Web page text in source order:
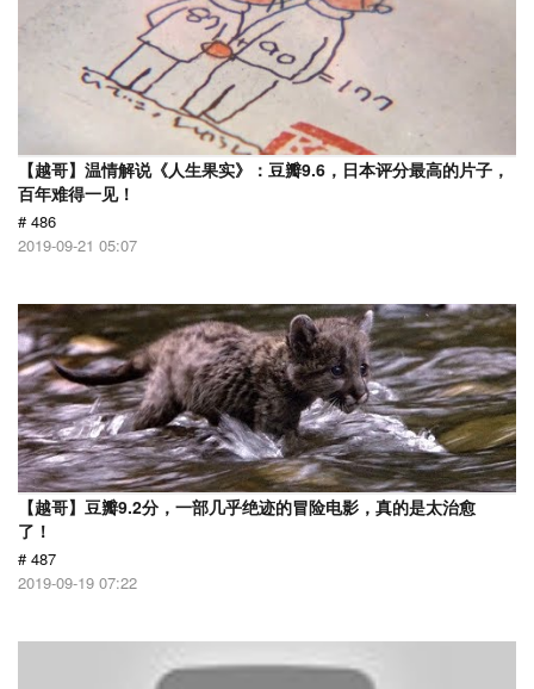
【越哥】温情解说《人生果实》：豆瓣9.6，日本评分最高的片子，
百年难得一见！
# 486
2019-09-21 05:07
【越哥】豆瓣9.2分，一部几乎绝迹的冒险电影，真的是太治愈
了！
# 487
2019-09-19 07:22